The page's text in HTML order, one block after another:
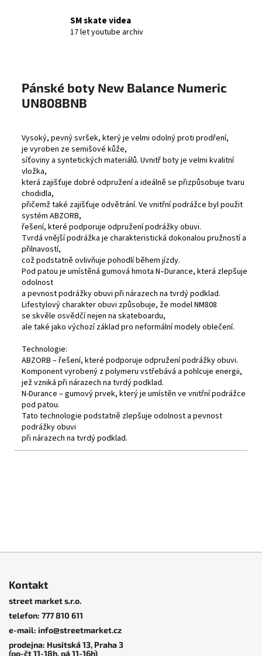
SM skate videa
17 let youtube archiv
Pánské boty New Balance Numeric
UN808BNB
Vysoký, pevný svršek, který je velmi odolný proti prodření,
je vyroben ze semišové kůže,
síťoviny a syntetických materiálů. Uvnitř boty je velmi kvalitní
vložka,
která zajišťuje dobré odpružení a ideálně se přizpůsobuje tvaru
chodidla,
přičemž také zajišťuje odvětrání. Ve vnitřní podrážce byl použit
systém ABZORB,
řešení, které podporuje odpružení podrážky obuvi.
Tvrdá vnější podrážka je charakteristická dokonalou pružností a
přilnavostí,
což podstatně ovlivňuje pohodlí během jízdy.
Pod patou je umístěná gumová hmota N–Durance, která zlepšuje
odolnost
a pevnost podrážky obuvi při nárazech na tvrdý podklad.
Lifestylový charakter obuvi způsobuje, že model NM808
se skvěle osvědčí nejen na skateboardu,
ale také jako výchozí základ pro neformální modely oblečení.
Technologie:
ABZORB – řešení, které podporuje odpružení podrážky obuvi.
Komponent vyrobený z polymeru vstřebává a pohlcuje energii,
jež vzniká při nárazech na tvrdý podklad.
N-Durance – gumový prvek, který je umístěn ve vnitřní podrážce
pod patou.
Tato technologie podstatně zlepšuje odolnost a pevnost
podrážky obuvi
při nárazech na tvrdý podklad.
2 799 KČ –20 %
Skate boty|New Balance
Numeric
2 549 KČ –20 %
Skate boty|New Balance
Kontakt
street market s.r.o.
telefon: 777 810 611
e-mail: info@streetmarket.cz
prodejna: Husitská 13, Praha 3
(po-čt 11-18h, pá 11-16h)